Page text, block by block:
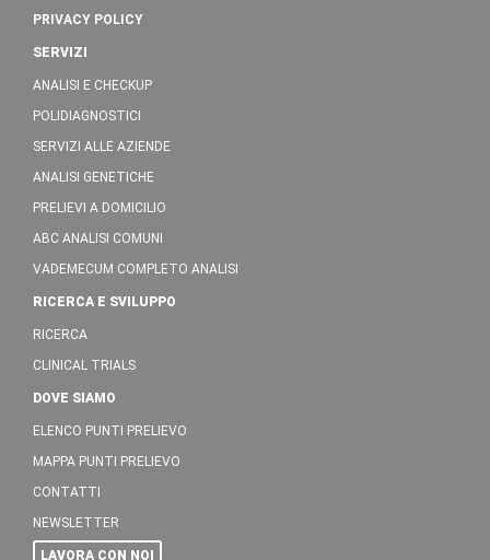
PRIVACY POLICY
SERVIZI
ANALISI E CHECKUP
POLIDIAGNOSTICI
SERVIZI ALLE AZIENDE
ANALISI GENETICHE
PRELIEVI A DOMICILIO
ABC ANALISI COMUNI
VADEMECUM COMPLETO ANALISI
RICERCA E SVILUPPO
RICERCA
CLINICAL TRIALS
DOVE SIAMO
ELENCO PUNTI PRELIEVO
MAPPA PUNTI PRELIEVO
CONTATTI
NEWSLETTER
LAVORA CON NOI